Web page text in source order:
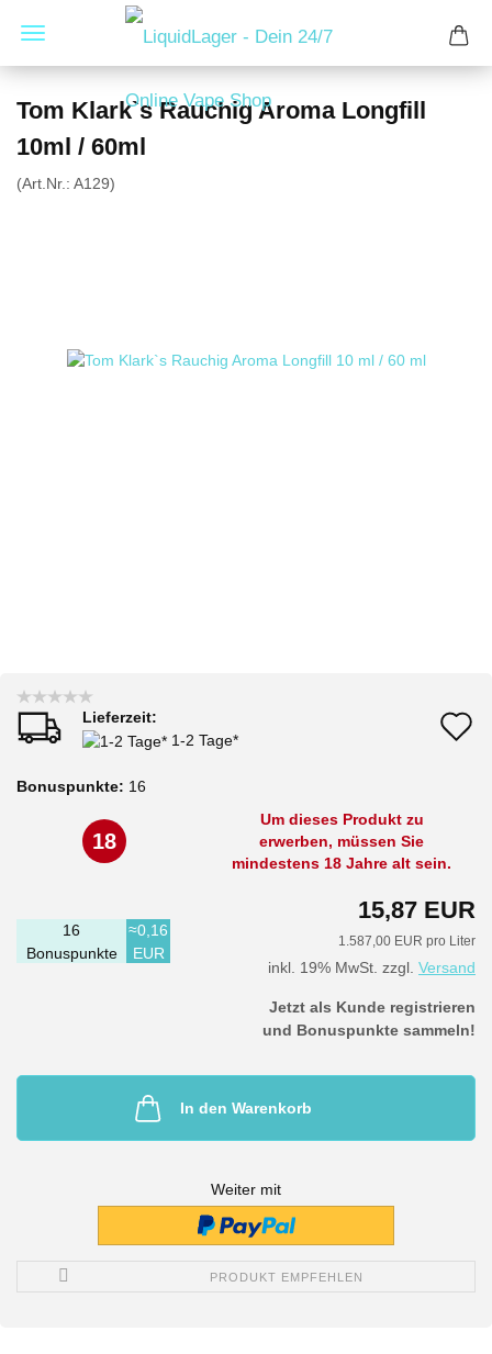
Tom Klark`s Rauchig Aroma Longfill
10ml / 60ml
(Art.Nr.: A129)
Lieferzeit:
1-2 Tage*
Bonuspunkte: 16
18
Um dieses Produkt zu
erwerben, müssen Sie
mindestens 18 Jahre alt sein.
15,87 EUR
1.587,00 EUR pro Liter
inkl. 19% MwSt. zzgl. Versand
16
Bonuspunkte
≈0,16
EUR
Jetzt als Kunde registrieren
und Bonuspunkte sammeln!
In den Warenkorb
Weiter mit
PRODUKT EMPFEHLEN